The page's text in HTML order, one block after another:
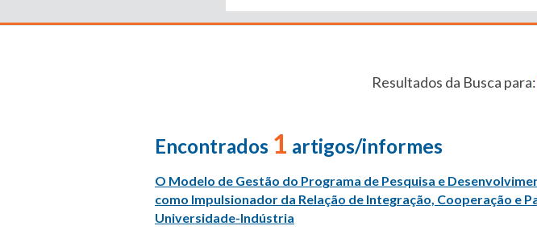
Resultados da Busca para:
Encontrados 1 artigos/informes
O Modelo de Gestão do Programa de Pesquisa e
como Impulsionador da Relação de Integração, Cooperação e
Universidade-Indústria